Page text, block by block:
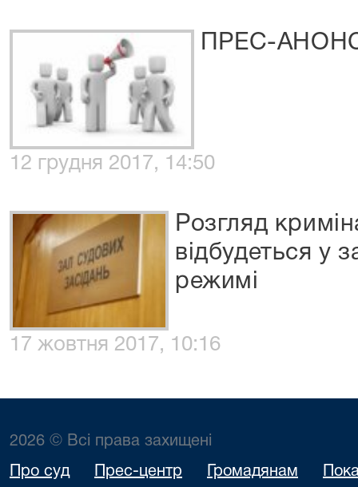
ПРЕС-
12 грудня 2017, 14:50
Розгляд
відбудеться у
режимі
17 жовтня 2017, 10:16
2026 © Всі права захищені
Про суд Прес-центр Громадянам